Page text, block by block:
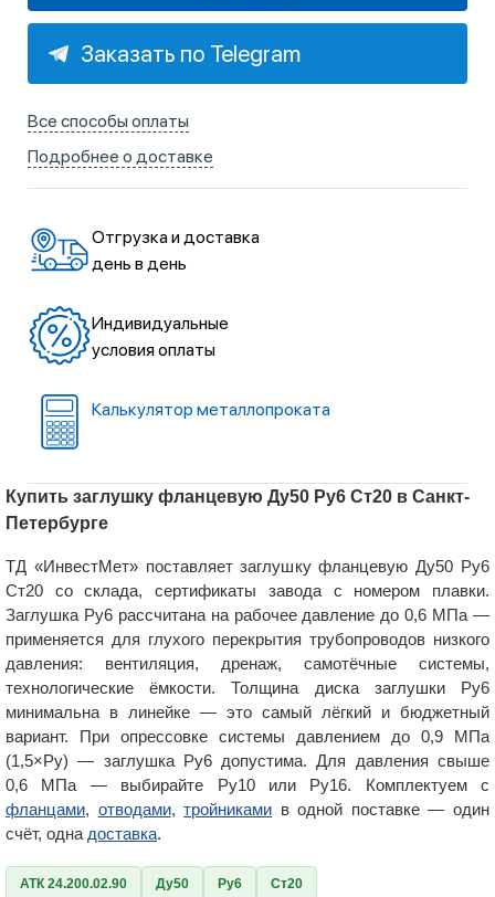
Заказать по Telegram
Все способы оплаты
Подробнее о доставке
Отгрузка и доставка
день в день
Индивидуальные
условия оплаты
Калькулятор металлопроката
Купить заглушку фланцевую Ду50 Ру6 Ст20 в Санкт-
Петербурге
ТД «ИнвестМет» поставляет заглушку фланцевую Ду50 Ру6
Ст20 со склада, сертификаты завода с номером плавки.
Заглушка Ру6 рассчитана на рабочее давление до 0,6 МПа —
применяется для глухого перекрытия трубопроводов низкого
давления: вентиляция, дренаж, самотёчные системы,
технологические ёмкости. Толщина диска заглушки Ру6
минимальна в линейке — это самый лёгкий и бюджетный
вариант. При опрессовке системы давлением до 0,9 МПа
(1,5×Ру) — заглушка Ру6 допустима. Для давления свыше
0,6 МПа — выбирайте Ру10 или Ру16. Комплектуем с
фланцами, отводами,тройниками в одной поставке — один
счёт, одна доставка.
АТК 24.200.02.90 Ду50 Ру6 Ст20